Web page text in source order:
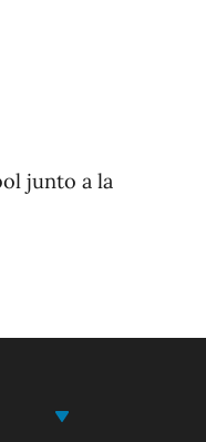
junto a la